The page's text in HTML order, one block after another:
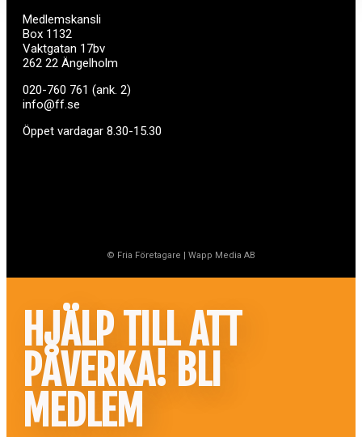
Medlemskansli
Box 1132
Vaktgatan 17bv
262 22 Ängelholm
020-760 761 (ank. 2)
info@ff.se
Öppet vardagar 8.30-15.30
© Fria Företagare | Wapp Media AB
HJÄLP TILL ATT
PÅVERKA! BLI
MEDLEM